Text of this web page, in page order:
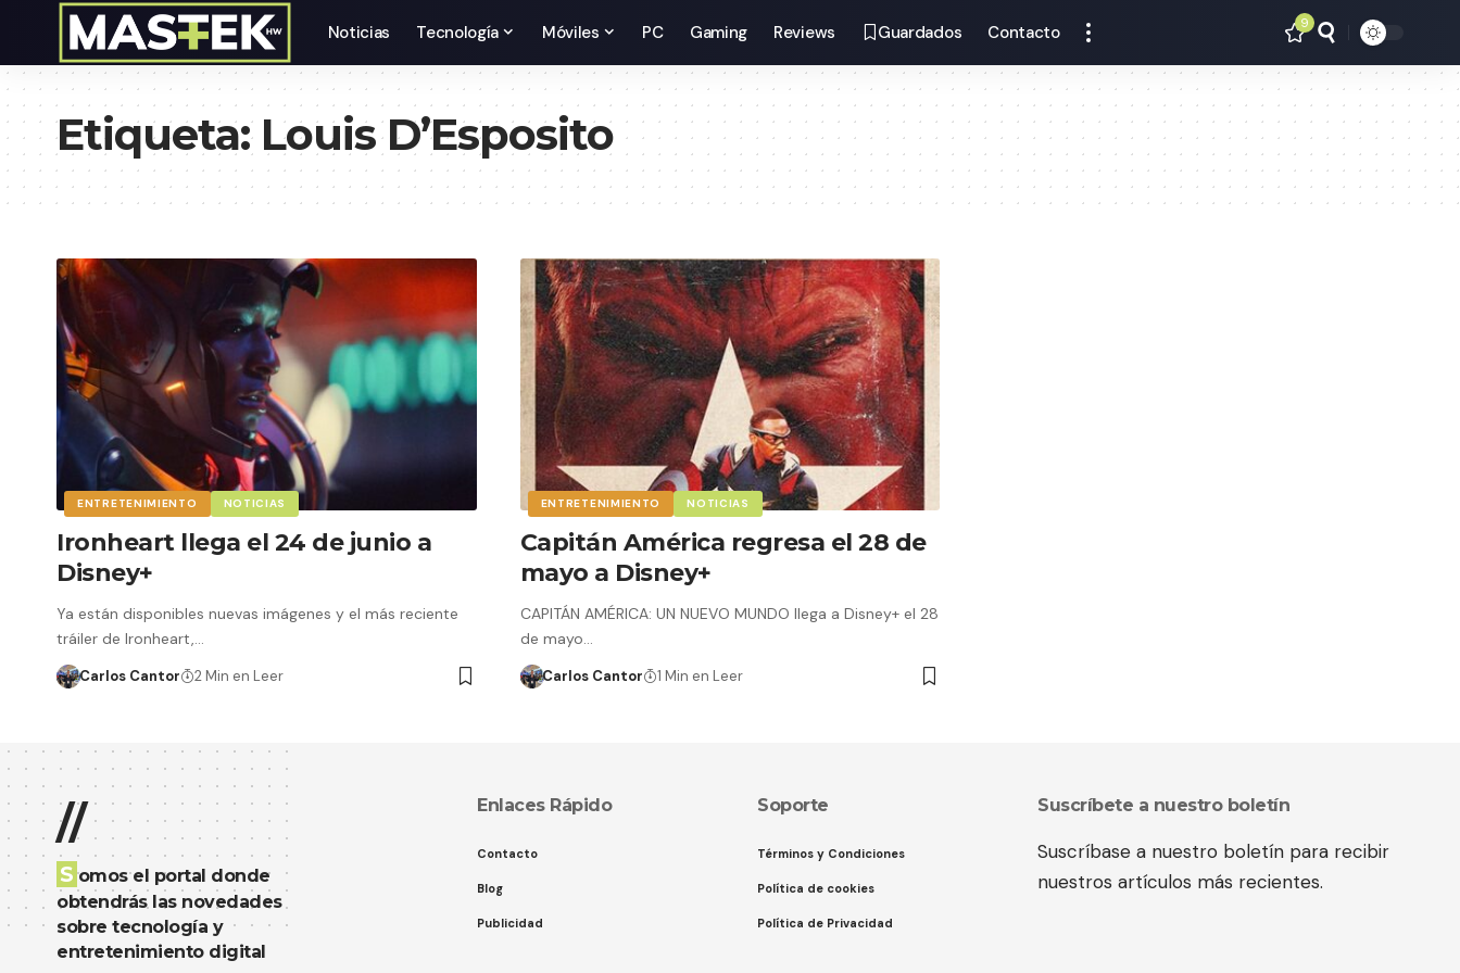
Noticias Tecnología Móviles PC Gaming Reviews Guardados Contacto 9
Etiqueta: Louis D’Esposito
ENTRETENIMIENTO NOTICIAS
Ironheart llega el 24 de junio a
Disney+
Ya están disponibles nuevas imágenes y el más reciente
tráiler de Ironheart,…
Carlos Cantor 2 Min en Leer
ENTRETENIMIENTO NOTICIAS
Capitán América regresa el 28 de
mayo a Disney+
CAPITÁN AMÉRICA: UN NUEVO MUNDO llega a Disney+ el 28
de mayo…
Carlos Cantor 1 Min en Leer
//
S omos el portal donde
obtendrás las novedades
sobre tecnología y
entretenimiento digital
Enlaces Rápido
Contacto
Blog
Publicidad
Soporte
Términos y Condiciones
Política de cookies
Política de Privacidad
Suscríbete a nuestro boletín
Suscríbase a nuestro boletín para recibir
nuestros artículos más recientes.